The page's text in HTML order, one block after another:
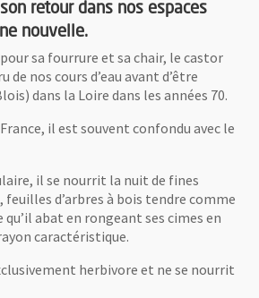
retour dans nos espaces
nouvelle.
pour sa fourrure et sa chair, le castor
de nos cours d’eau avant d’être
dans la Loire dans les années 70.
il est souvent confondu avec le
il se nourrit la nuit de fines
feuilles d’arbres à bois tendre comme
abat en rongeant ses cimes en
caractéristique.
herbivore et ne se nourrit